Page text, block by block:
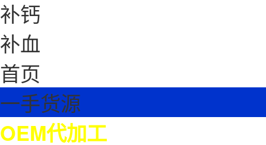
补钙
补血
首页
一手货源
OEM代加工